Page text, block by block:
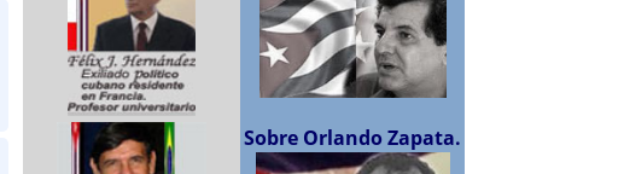
Sobre Orlando Zapata.